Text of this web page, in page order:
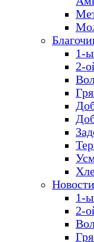
1-
2-
1-
2-